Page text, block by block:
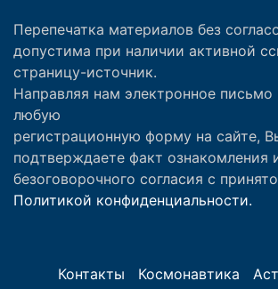
Перепечатка материалов без
допустима при наличии активной
страницу-источник.
Направляя нам электронное письмо
любую
регистрационную форму на сайте,
подтверждаете факт ознакомления
безоговорочного согласия с
Политикой конфиденциальности.
Контакты Космонавтика